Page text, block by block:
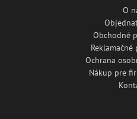
O
Obchodné
Ochrana
Nákup pre